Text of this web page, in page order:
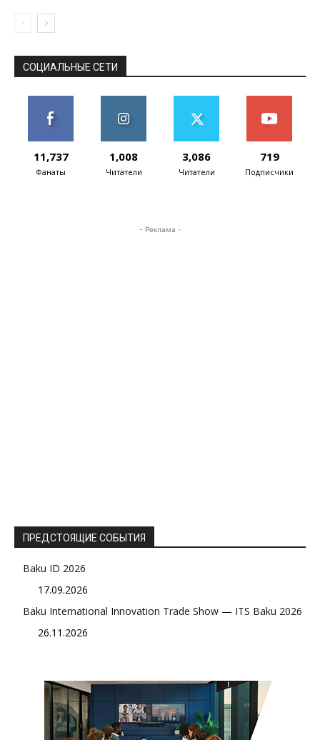
СОЦИАЛЬНЫЕ СЕТИ
11,737
Фанаты
1,008
Читатели
3,086
Читатели
719
Подписчики
- Реклама -
ПРЕДСТОЯЩИЕ СОБЫТИЯ
Baku ID 2026
17.09.2026
Baku International Innovation Trade Show — ITS Baku 2026
26.11.2026